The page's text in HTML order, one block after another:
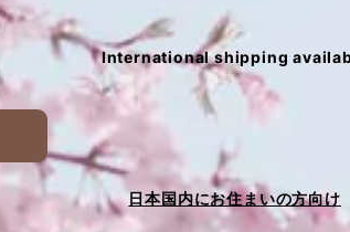
International shipping
日本国内にお住まいの方向け